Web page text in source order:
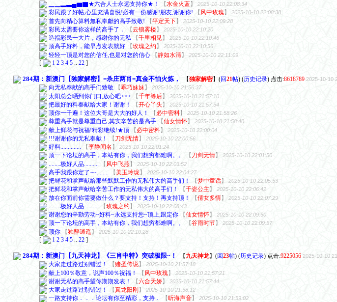
▁▁▂▃▄▆▇★六合人士永远支持你★！ 【水金火蓝】 2025-10-10 22:08:34
彩民跟了好帖,心里充满喜悦!必有一份感谢!朋友,谢谢你! 【 风中玫瑰】 2025-10-10 22:08:38
首先向精心算料無私奉獻的高手致敬! 【平定天下】 2025-10-10 22:09:28
彩民太需要你这样的高手了． 【云锁雾楼】 2025-10-10 22:10:20
造福彩民一大片，感谢你的无私 【千里相见】 2025-10-10 22:10:46
顶高手好料，能早点发表就好 【玫瑰之约】 2025-10-10 22:10:56
轻轻一顶是对您的信任,也是对您的信心 【静如水清】 2025-10-10 22:11:09
[ 1 2 3 4 5.. 22]
284期：新澳门【独家解密】=杀庄两肖=真金不怕火炼， 【独家解密】 (回21帖) (历史记录) 点击:8618789 2025-10-10
向无私奉献的高手们致敬 【乖巧妹妹】 2025-10-10 21:56:37
太阳总会晒到你门口,放心吧>>> 【千年等后】 2025-10-10 21:57:10
把最好的料奉献给大家！谢谢！ 【开心丫头】 2025-10-10 21:57:54
顶你一千遍！这位大哥是大大的好人！ 【 必中密料】 2025-10-10 21:58:26
尊重高手就是尊重自己,其实辛苦的是高手 【仙女情怀】 2025-10-10 21:58:40
献上鲜花与祝福!精彩继续!★顶 【必中密料】 2025-10-10 22:00:04
!!!谢谢你的无私奉献！ 【 刀剑无情】 2025-10-10 22:00:56
好料.............. 【李静闻名 】 2025-10-10 22:01:24
顶一下论坛的高手，本站有你，我们想穷都难啊。。 【 刀剑无情】 2025-10-10 22:01:50
........极好人品.......... 【风中飞燕】 2025-10-10 22:03:52
高手我跟你定了~~........ 【美玉玲珑】 2025-10-10 22:04:27
把鲜花和掌声献给那些默默工作的无私伟大的高手们！ 【梦中童话】 2025-10-10 22:05:53
把鲜花和掌声献给辛苦工作的无私伟大的高手们！ 【千姿公主 】 2025-10-10 22:06:42
放在你面前你需要做什么？要支持！支持！再支持顶！ 【倩女多情】 2025-10-10 22:07:29
........极好人品.......... 【玫瑰之约】 2025-10-10 22:08:43
谢谢您的辛勤劳动~好料~永远支持您~顶上;跟定你 【仙女情怀】 2025-10-10 22:09:50
顶一下论坛的高手，本站有你，我们想穷都难啊。。 【谷雨时节】 2025-10-10 22:09:57
顶你 【独醉逍遥 】 2025-10-10 22:10:28
[ 1 2 3 4 5.. 22]
284期：新澳门【九天神龙】《三肖中特》突破极限~！ 【 九天神龙】 (回23帖) (历史记录) 点击:9225056 2025-10-10
大家走过路过别错过！ 【 赌圣传说】 2025-10-10 21:57:18
献上100％敬意，说声100％祝福！ 【 风中玫瑰】 2025-10-10 21:57:21
谢谢无私的高手望你期期发表！ 【六合天娇】 2025-10-10 21:57:44
大家走过路过别错过！ 【真龙阳刚 】 2025-10-10 21:58:12
一路支持你．．．论坛有你至精彩，支持． 【听海声音】 2025-10-10 21:59:02